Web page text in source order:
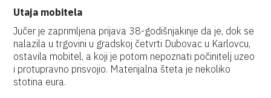
Utaja mobitela
Jučer je zaprimljena prijava 38-godišnjakinje da je, dok se
nalazila u trgovini u gradskoj četvrti Dubovac u Karlovcu,
ostavila mobitel, a koji je potom nepoznati počinitelj uzeo
i protupravno prisvojio. Materijalna šteta je nekoliko
stotina eura.